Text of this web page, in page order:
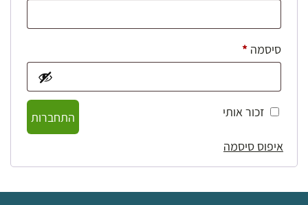
סיסמה *חובה
זכור אותי
התחברות
איפוס סיסמה